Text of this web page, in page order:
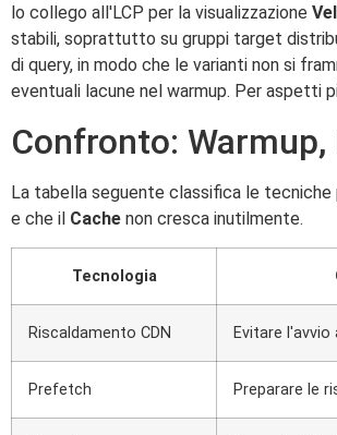
lo collego all'LCP per la visualizzazione
stabili, soprattutto su gruppi target
di query, in modo che le varianti non si
eventuali lacune nel warmup. Per aspetti
Confronto:
La tabella seguente classifica le
e che il Cache non cresca inutilmente.
Tecnologia
Riscaldamento CDN Evitare l'avvio
Prefetch Preparare le